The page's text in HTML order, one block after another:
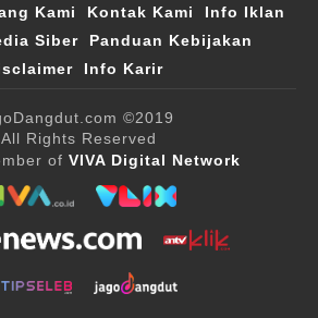
Kami Kontak Kami
Info Iklan
Siber
Panduan Kebijakan
Info Karir
©2019
Rights Reserved
of VIVA Digital Network